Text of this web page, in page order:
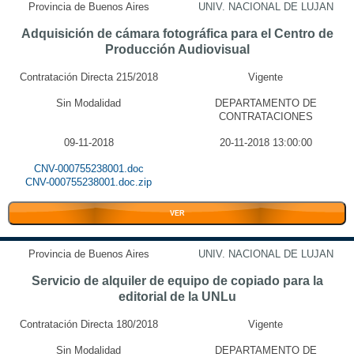
Provincia de Buenos Aires UNIV. NACIONAL DE LUJAN
Adquisición de cámara fotográfica para el Centro de
Producción Audiovisual
Contratación Directa 215/2018 Vigente
Sin Modalidad
DEPARTAMENTO DE
CONTRATACIONES
09-11-2018 20-11-2018 13:00:00
CNV-000755238001.doc
CNV-000755238001.doc.zip
VER
Provincia de Buenos Aires UNIV. NACIONAL DE LUJAN
Servicio de alquiler de equipo de copiado para la
editorial de la UNLu
Contratación Directa 180/2018 Vigente
Sin Modalidad
DEPARTAMENTO DE